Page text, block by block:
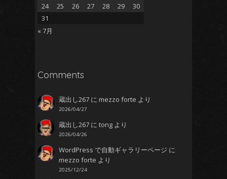
24
25 26 27 28 29
30
31
« 7月
Comments
蔵出し267 にmezzo forte より
2026/04/27
蔵出し267 にtong より
2026/04/26
WordPress で自動ギャラリーページ に
mezzo forte より
2025/12/24